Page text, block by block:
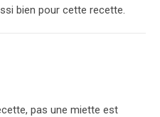
bien pour cette recette.
pas une miette est